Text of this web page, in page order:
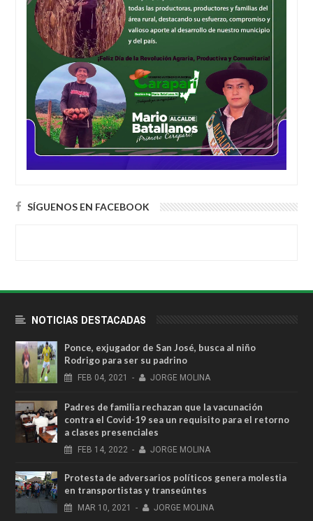
SÍGUENOS EN FACEBOOK
NOTICIAS DESTACADAS
Ponce, exjugador de San José, busca al niño
Rodrigo para ser su padrino
FEB 04, 2021 - JORGE MOLINA
Padres de familia rechazan que la vacunación
contra el Covid-19 sea un requisito para el retorno
a clases presenciales
FEB 14, 2022 - JORGE MOLINA
Protesta de adversarios políticos genera molestia
en transportistas y transeúntes
MAR 10, 2021 - JORGE MOLINA